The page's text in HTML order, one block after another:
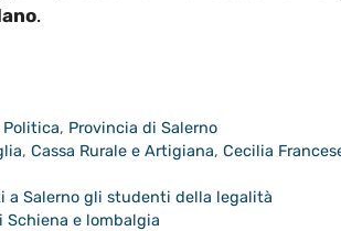
.
Politica, Provincia di Salerno
,Cassa Rurale e Artigiana,Cecilia
a Salerno gli studenti della legalità
Schiena e lombalgia